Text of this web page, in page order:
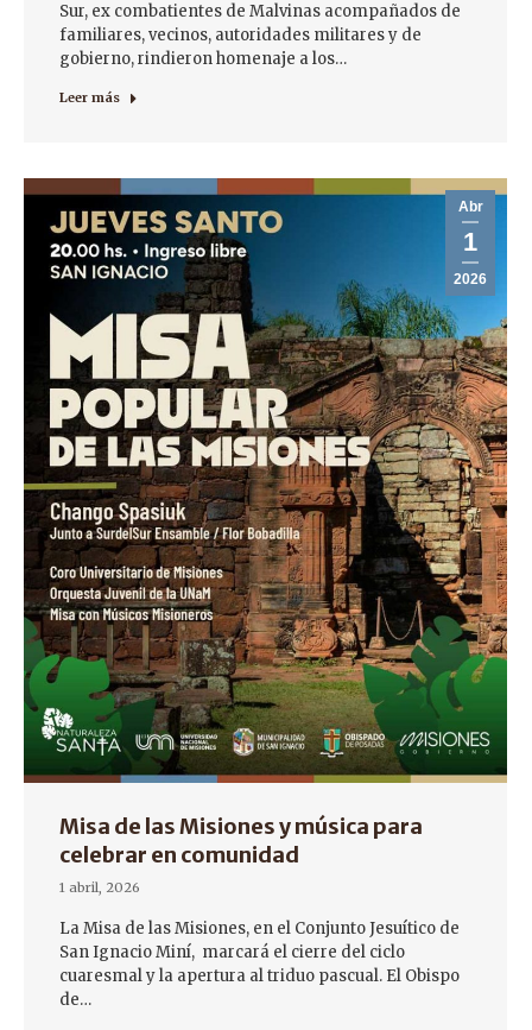
Sur, ex combatientes de Malvinas acompañados de
familiares, vecinos, autoridades militares y de
gobierno, rindieron homenaje a los…
Leer más
Abr
1
2026
Misa de las Misiones y música para
celebrar en comunidad
1 abril, 2026
La Misa de las Misiones, en el Conjunto Jesuítico de
San Ignacio Miní, marcará el cierre del ciclo
cuaresmal y la apertura al triduo pascual. El Obispo
de…